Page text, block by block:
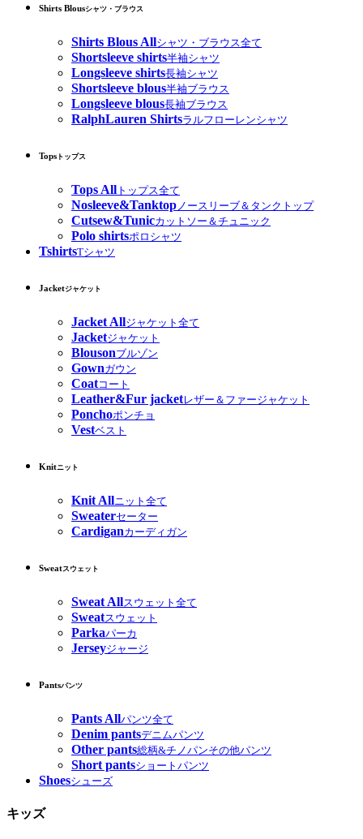
Shirts Blousシャツ・ブラウス
Shirts Blous Allシャツ・ブラウス全て
Shortsleeve shirts半袖シャツ
Longsleeve shirts長袖シャツ
Shortsleeve blous半袖ブラウス
Longsleeve blous長袖ブラウス
RalphLauren Shirtsラルフローレンシャツ
Tops トップス
Tops All トップス全て
Nosleeve&Tanktop ノースリーブ＆タンクトップ
Cutsew&Tunicカットソー＆チュニック
Polo shirtsポロシャツ
TshirtsTシャツ
Jacketジャケット
Jacket Allジャケット全て
Jacketジャケット
Blousonブルゾン
Gownガウン
Coatコート
Leather&Fur jacketレザー＆ファージャケット
Ponchoポンチョ
Vestベスト
Knitニット
Knit Allニット全て
Sweaterセーター
Cardiganカーディガン
Sweatスウェット
Sweat Allスウェット全て
Sweatスウェット
Parkaパーカ
Jerseyジャージ
Pantsパンツ
Pants Allパンツ全て
Denim pantsデニムパンツ
Other pants総柄&チノパンその他パンツ
Short pantsショートパンツ
Shoesシューズ
キッズ